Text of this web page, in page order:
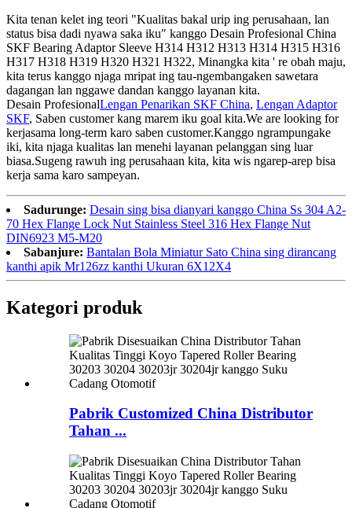
Kita tenan kelet ing teori "Kualitas bakal urip ing perusahaan, lan
status bisa dadi nyawa saka iku" kanggo Desain Profesional China
SKF Bearing Adaptor Sleeve H314 H312 H313 H314 H315 H316
H317 H318 H319 H320 H321 H322, Minangka kita ' re obah maju,
kita terus kanggo njaga mripat ing tau-ngembangaken sawetara
dagangan lan nggawe dandan kanggo layanan kita.
Desain ProfesionalLengan Penarikan SKF China, Lengan Adaptor
SKF, Saben customer kang marem iku goal kita.We are looking for
kerjasama long-term karo saben customer.Kanggo ngrampungake
iki, kita njaga kualitas lan menehi layanan pelanggan sing luar
biasa.Sugeng rawuh ing perusahaan kita, kita wis ngarep-arep bisa
kerja sama karo sampeyan.
Sadurunge: Desain sing bisa dianyari kanggo China Ss 304 A2-
70 Hex Flange Lock Nut Stainless Steel 316 Hex Flange Nut
DIN6923 M5-M20
Sabanjure: Bantalan Bola Miniatur Sato China sing dirancang
kanthi apik Mr126zz kanthi Ukuran 6X12X4
Kategori produk
Pabrik Customized China Distributor
Tahan ...